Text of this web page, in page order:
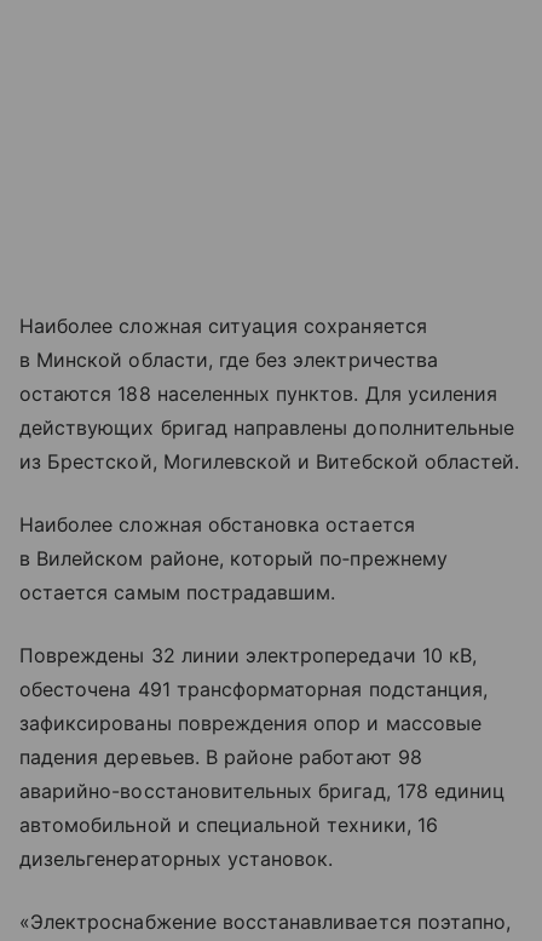
Наиболее сложная ситуация сохраняется
в Минской области, где без электричества
остаются 188 населенных пунктов. Для усиления
действующих бригад направлены дополнительные
из Брестской, Могилевской и Витебской областей.
Наиболее сложная обстановка остается
в Вилейском районе, который по‑прежнему
остается самым пострадавшим.
Повреждены 32 линии электропередачи 10 кВ,
обесточена 491 трансформаторная подстанция,
зафиксированы повреждения опор и массовые
падения деревьев. В районе работают 98
аварийно-восстановительных бригад, 178 единиц
автомобильной и специальной техники, 16
дизельгенераторных установок.
«Электроснабжение восстанавливается поэтапно,